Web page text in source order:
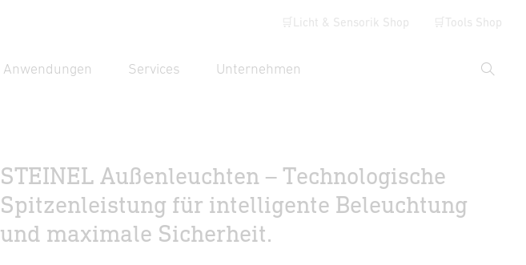
🛒Licht & Sensorik Shop 🛒Tools Shop
Anwendungen Services Unternehmen
Suche
STEINEL Außenleuchten – Technologische
Spitzenleistung für intelligente Beleuchtung
und maximale Sicherheit.